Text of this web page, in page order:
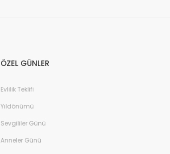
ÖZEL GÜNLER
Evlilik Teklifi
Yıldönümü
Sevgililer Günü
Anneler Günü